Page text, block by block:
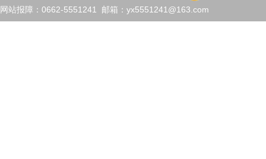
网站报障：0662-5551241 邮箱：yx5551241@163.com